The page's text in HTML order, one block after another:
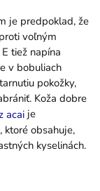
je predpoklad, že
voľným
tiež napína
v bobuliach
pokožky,
Koža dobre
acai je
obsahuje,
kyselinách.